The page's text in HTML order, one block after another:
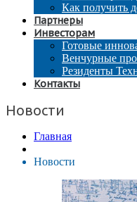
Как получить
Партнеры
Инвесторам
Готовые
Венчурные
Резиденты
Контакты
Новости
Главная
Новости